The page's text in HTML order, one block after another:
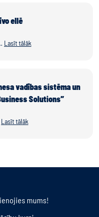
ellē
Lasīt tālāk
vadības sistēma un
Solutions”
Lasīt tālāk
mums!